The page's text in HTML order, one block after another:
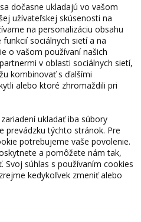
dočasne ukladajú vo vašom
užívateľskej skúsenosti na
na personalizáciu obsahu
sociálnych sietí a na
o vašom používaní našich
v oblasti sociálnych sietí,
kombinovať s ďalšími
alebo ktoré zhromaždili pri
ukladať iba súbory
prevádzku týchto stránok. Pre
potrebujeme vaše povolenie.
a pomôžete nám tak,
Svoj súhlas s používaním cookies
kedykoľvek zmeniť alebo